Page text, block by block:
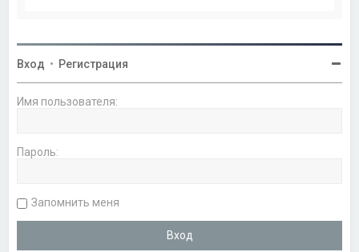
Вход • Регистрация
Имя пользователя:
Пароль:
Запомнить меня